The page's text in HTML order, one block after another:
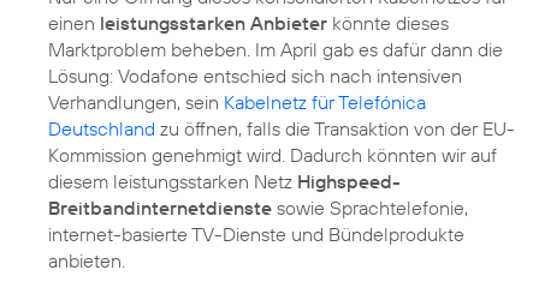
einen leistungsstarken Anbieter könnte dieses
Marktproblem beheben. Im April gab es dafür dann die
Lösung: Vodafone entschied sich nach intensiven
Verhandlungen, sein Kabelnetz für Telefónica
Deutschland zu öffnen, falls die Transaktion von der EU-
Kommission genehmigt wird. Dadurch könnten wir auf
diesem leistungsstarken Netz Highspeed-
Breitbandinternetdienste sowie Sprachtelefonie,
internet-basierte TV-Dienste und Bündelprodukte
anbieten.